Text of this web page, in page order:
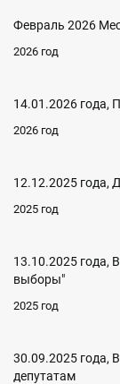
Февраль 2026
2026 год
14.01.2026 года,
2026 год
12.12.2025 года,
2025 год
13.10.2025 года,
выборы"
2025 год
30.09.2025 года,
депутатам